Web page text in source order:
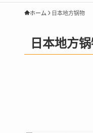
ホーム 日本地方锅物
日本地方